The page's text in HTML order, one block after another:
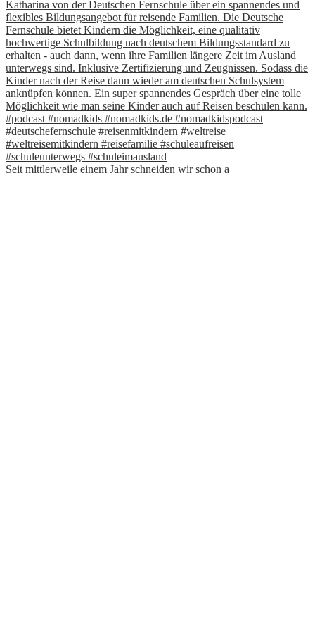
Seit mittlerweile einem Jahr schneiden wir schon a